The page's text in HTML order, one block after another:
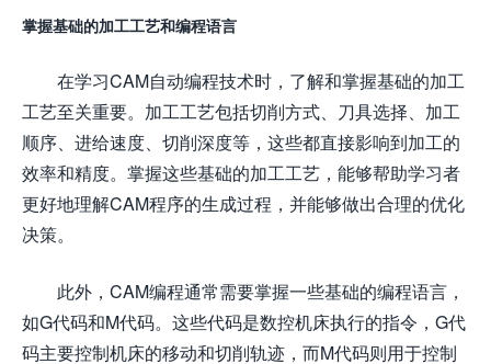
掌握基础的加工工艺和编程语言
在学习CAM自动编程技术时，了解和掌握基础的加工
工艺至关重要。加工工艺包括切削方式、刀具选择、加工
顺序、进给速度、切削深度等，这些都直接影响到加工的
效率和精度。掌握这些基础的加工工艺，能够帮助学习者
更好地理解CAM程序的生成过程，并能够做出合理的优化
决策。
此外，CAM编程通常需要掌握一些基础的编程语言，
如G代码和M代码。这些代码是数控机床执行的指令，G代
码主要控制机床的移动和切削轨迹，而M代码则用于控制